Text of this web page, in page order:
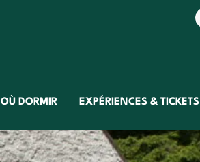
OÙ DORMIR EXPÉRIENCES & TICKETS